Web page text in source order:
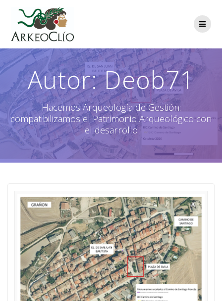
Autor:Deob71
Hacemos Arqueología de Gestión:
compatibilizamos el Patrimonio Arqueológico con
el desarrollo